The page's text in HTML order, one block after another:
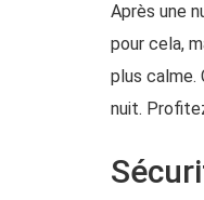
Après une
pour cela,
plus calme.
nuit.